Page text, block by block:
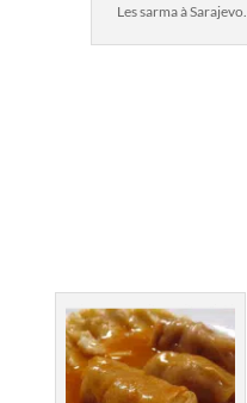
Les sarma à Sarajevo...